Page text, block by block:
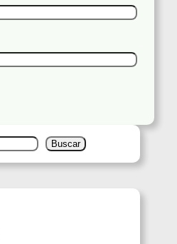
Buscar